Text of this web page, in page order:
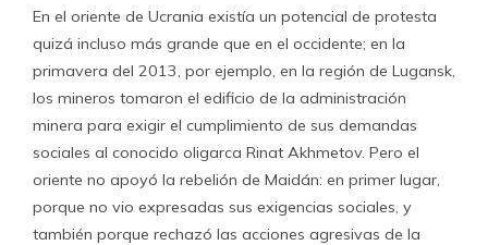
En el oriente de Ucrania existía un potencial de protesta
quizá incluso más grande que en el occidente; en la
primavera del 2013, por ejemplo, en la región de Lugansk,
los mineros tomaron el edificio de la administración
minera para exigir el cumplimiento de sus demandas
sociales al conocido oligarca Rinat Akhmetov. Pero el
oriente no apoyó la rebelión de Maidán: en primer lugar,
porque no vio expresadas sus exigencias sociales, y
también porque rechazó las acciones agresivas de la